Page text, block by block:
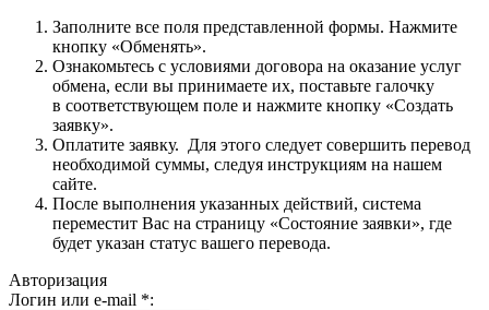
Заполните все поля представленной формы. Нажмите
кнопку «Обменять».
Ознакомьтесь с условиями договора на оказание услуг
обмена, если вы принимаете их, поставьте галочку
в соответствующем поле и нажмите кнопку «Создать
заявку».
Оплатите заявку. Для этого следует совершить перевод
необходимой суммы, следуя инструкциям на нашем
сайте.
После выполнения указанных действий, система
переместит Вас на страницу «Состояние заявки», где
будет указан статус вашего перевода.
Авторизация
Логин или e-mail *: